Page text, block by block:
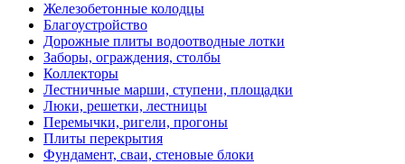
Железобетонные колодцы
Благоустройство
Дорожные плиты водоотводные лотки
Заборы, ограждения, столбы
Коллекторы
Лестничные марши, ступени, площадки
Люки, решетки, лестницы
Перемычки, ригели, прогоны
Плиты перекрытия
Фундамент, сваи, стеновые блоки